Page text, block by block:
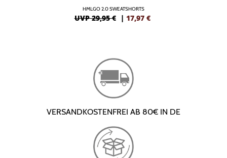
HMLGO 2.0 SWEATSHORTS
UVP 29,95 € | 17,97 €
VERSANDKOSTENFREI AB 80€ IN DE